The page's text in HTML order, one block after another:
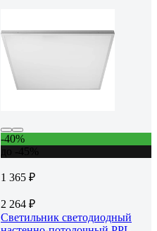
-40%
1 365 ₽
2 264 ₽
Светильник светодиодный